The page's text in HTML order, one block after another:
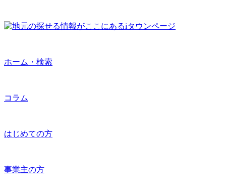
ホーム・検索
コラム
はじめての方
事業主の方